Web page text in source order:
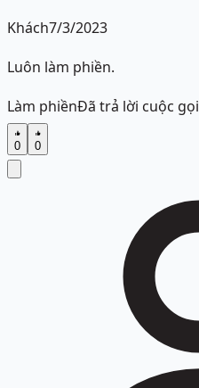
Khách7/3/2023
Luôn làm phiền.
Làm phiềnĐã trả lời cuộc gọi
0 0